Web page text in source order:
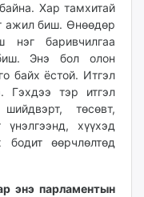
Хар тамхитай
ажил биш. Өнөөдөр
нэг баривчилгаа
Энэ бол олон
байх ёстой. Итгэл
Гэхдээ тэр итгэл
төсөвт,
үнэлгээнд, хүүхэд
өөрчлөлтөд
энэ парламентын